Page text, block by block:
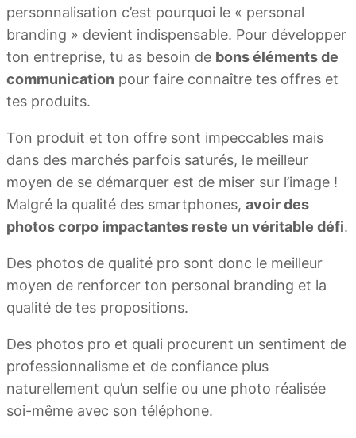
personnalisation c’est pourquoi le « personal
branding » devient indispensable. Pour développer
ton entreprise, tu as besoin de bons éléments de
communication pour faire connaître tes offres et
tes produits.
Ton produit et ton offre sont impeccables mais
dans des marchés parfois saturés, le meilleur
moyen de se démarquer est de miser sur l’image !
Malgré la qualité des smartphones, avoir des
photos corpo impactantes reste un véritable défi.
Des photos de qualité pro sont donc le meilleur
moyen de renforcer ton personal branding et la
qualité de tes propositions.
Des photos pro et quali procurent un sentiment de
professionnalisme et de confiance plus
naturellement qu’un selfie ou une photo réalisée
soi-même avec son téléphone.